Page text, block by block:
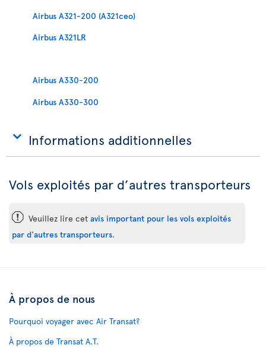
Airbus A321-200 (A321ceo)
Airbus A321LR
Airbus A330-200
Airbus A330-300
Informations additionnelles
Vols exploités par d’autres transporteurs
ü Veuillez lire cet avis important pour les vols exploités
par d'autres transporteurs.
À propos de nous
Pourquoi voyager avec Air Transat?
À propos de Transat A.T.